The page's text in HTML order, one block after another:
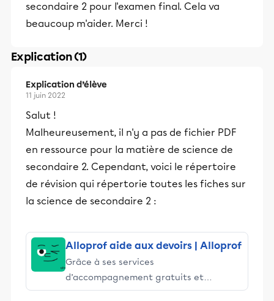
secondaire 2 pour l'examen final. Cela va
beaucoup m'aider. Merci !
Explication (1)
Explication d’élève
11 juin 2022
Salut !
Malheureusement, il n'y a pas de fichier PDF
en ressource pour la matière de science de
secondaire 2. Cependant, voici le répertoire
de révision qui répertorie toutes les fiches sur
la science de secondaire 2 :
Alloprof aide aux devoirs | Alloprof
Grâce à ses services
d’accompagnement gratuits et
stimulants, Alloprof engage les élèves